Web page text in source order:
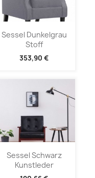
Sessel Dunkelgrau
Stoff
353,90 €
Sessel Schwarz
Kunstleder